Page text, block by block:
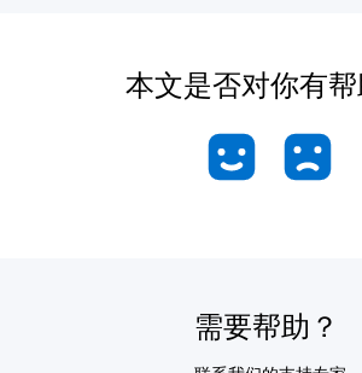
本文是否对你有帮
需要帮助？